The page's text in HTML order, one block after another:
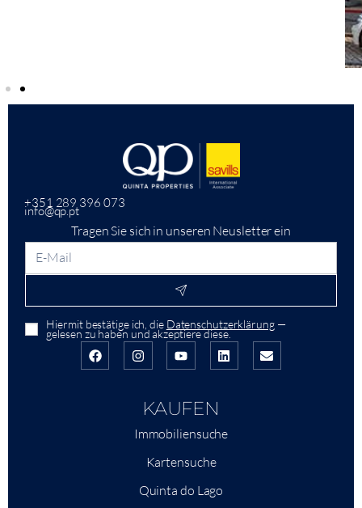
+351 289 396 073
info@qp.pt
Tragen Sie sich in unseren Neusletter ein
Hiermit bestätige ich, die Datenschutzerklärung—
gelesen zu haben und akzeptiere diese.
KAUFEN
Immobiliensuche
Kartensuche
Quinta do Lago